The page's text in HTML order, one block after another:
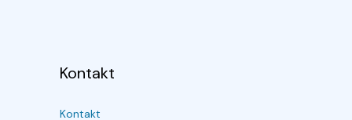
Kontakt
Kontakt